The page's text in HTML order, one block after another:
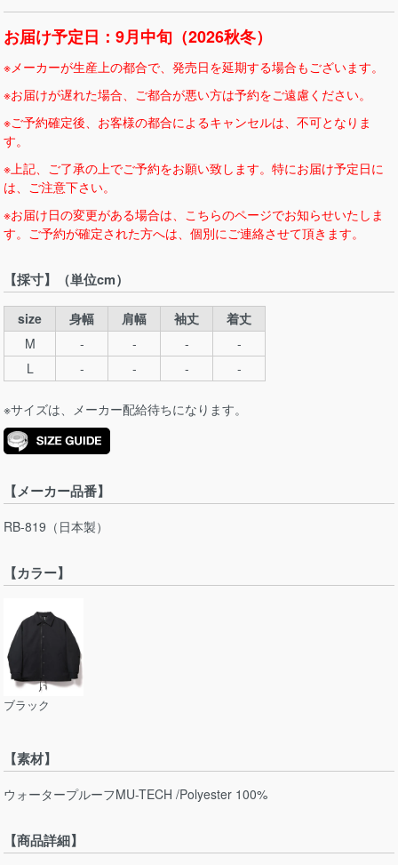
お届け予定日：9月中旬（2026秋冬）
※メーカーが生産上の都合で、発売日を延期する場合もございます。
※お届けが遅れた場合、ご都合が悪い方は予約をご遠慮ください。
※ご予約確定後、お客様の都合によるキャンセルは、不可となりま
す。
※上記、ご了承の上でご予約をお願い致します。特にお届け予定日に
は、ご注意下さい。
※お届け日の変更がある場合は、こちらのページでお知らせいたしま
す。ご予約が確定された方へは、個別にご連絡させて頂きます。
【採寸】（単位cm）
size 身幅 肩幅 袖丈
着丈
M
- - -
-
L
- - - -
※サイズは、メーカー配給待ちになります。
【メーカー品番】
RB-819（日本製）
【カラー】
ブラック
【素材】
ウォータープルーフMU-TECH /Polyester 100%
【商品詳細】